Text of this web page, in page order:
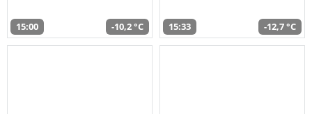
15:00 -10,2 °C 15:33 -12,7 °C